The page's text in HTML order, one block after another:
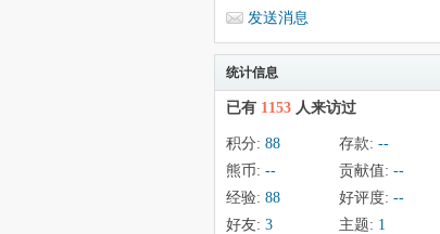
发送消息
统计信息
已有 1153 人来访过
积分: 88 存款: --
熊币: -- 贡献值: --
经验: 88 好评度: --
好友: 3 主题: 1